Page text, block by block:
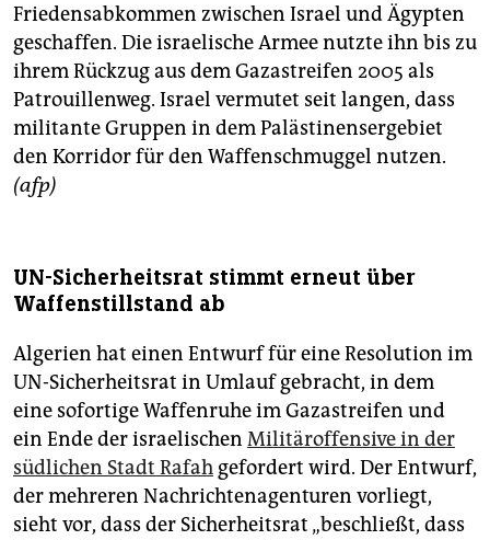
Friedensabkommen zwischen Israel und Ägypten
geschaffen. Die israelische Armee nutzte ihn bis zu
ihrem Rückzug aus dem Gazastreifen 2005 als
Patrouillenweg. Israel vermutet seit langen, dass
militante Gruppen in dem Palästinensergebiet
den Korridor für den Waffenschmuggel nutzen.
(afp)
UN-Sicherheitsrat stimmt erneut über
Waffenstillstand ab
Algerien hat einen Entwurf für eine Resolution im
UN-Sicherheitsrat in Umlauf gebracht, in dem
eine sofortige Waffenruhe im Gazastreifen und
ein Ende der israelischen Militäroffensive in der
südlichen Stadt Rafah gefordert wird. Der Entwurf,
der mehreren Nachrichtenagenturen vorliegt,
sieht vor, dass der Sicherheitsrat „beschließt, dass